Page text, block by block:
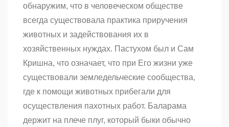
обнаружим, что в человеческом обществе
всегда существовала практика приручения
животных и задействования их в
хозяйственных нуждах. Пастухом был и Сам
Кришна, что означает, что при Его жизни уже
существовали земледельческие сообщества,
где к помощи животных прибегали для
осуществления пахотных работ. Баларама
держит на плече плуг, который быки обычно